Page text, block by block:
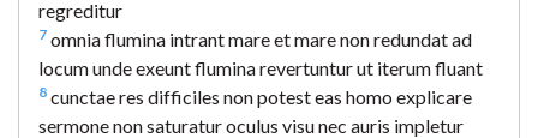
regreditur
7 omnia flumina intrant mare et mare non redundat ad
locum unde exeunt flumina revertuntur ut iterum fluant
8 cunctae res difficiles non potest eas homo explicare
sermone non saturatur oculus visu nec auris impletur